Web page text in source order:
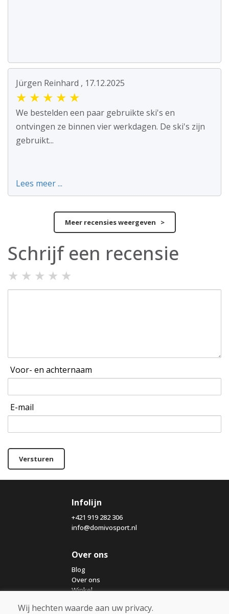
Jürgen Reinhard , 17.12.2025
★ ★ ★ ★ ★
We bestelden een paar gebruikte ski's en
ontvingen ze binnen vier werkdagen. De ski's zijn
gebruikt...
Lees meer ...
Meer recensies weergeven >
Schrijf een recensie
★ ★ ★ ★ ★
Voor- en achternaam
E-mail
Versturen
Infolijn
+421 919 282 306
info@domivosport.nl
Over ons
Blog
Over ons
Winkel
Wij hechten waarde aan uw privacy.